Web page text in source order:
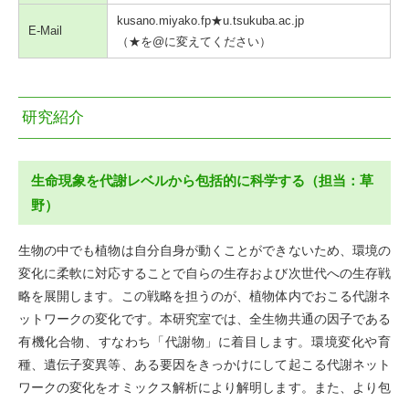
E-Mail
kusano.miyako.fp★u.tsukuba.ac.jp
（★を@に変えてください）
研究紹介
生命現象を代謝レベルから包括的に科学する（担当：草
野）
生物の中でも植物は自分自身が動くことができないため、環境の
変化に柔軟に対応することで自らの生存および次世代への生存戦
略を展開します。この戦略を担うのが、植物体内でおこる代謝ネ
ットワークの変化です。本研究室では、全生物共通の因子である
有機化合物、すなわち「代謝物」に着目します。環境変化や育
種、遺伝子変異等、ある要因をきっかけにして起こる代謝ネット
ワークの変化をオミックス解析により解明します。また、より包